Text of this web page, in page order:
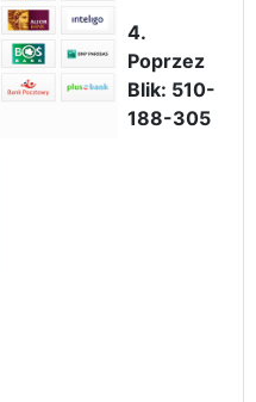
4.
Poprzez
Blik: 510-
188-305